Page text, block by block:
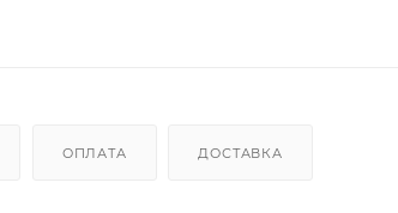
ОПЛАТА ДОСТАВКА